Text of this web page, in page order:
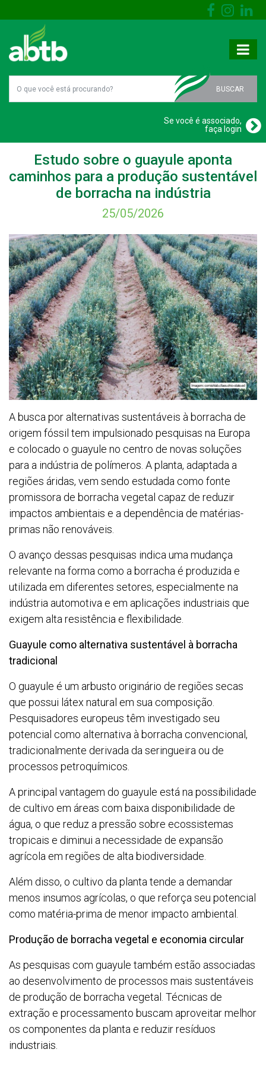
BUSCAR
Se você é associado,
faça login
Estudo sobre o guayule aponta
caminhos para a produção sustentável
de borracha na indústria
25/05/2026
A busca por alternativas sustentáveis à borracha de
origem fóssil tem impulsionado pesquisas na Europa
e colocado o guayule no centro de novas soluções
para a indústria de polímeros. A planta, adaptada a
regiões áridas, vem sendo estudada como fonte
promissora de borracha vegetal capaz de reduzir
impactos ambientais e a dependência de matérias-
primas não renováveis.
O avanço dessas pesquisas indica uma mudança
relevante na forma como a borracha é produzida e
utilizada em diferentes setores, especialmente na
indústria automotiva e em aplicações industriais que
exigem alta resistência e flexibilidade.
Guayule como alternativa sustentável à borracha
tradicional
O guayule é um arbusto originário de regiões secas
que possui látex natural em sua composição.
Pesquisadores europeus têm investigado seu
potencial como alternativa à borracha convencional,
tradicionalmente derivada da seringueira ou de
processos petroquímicos.
A principal vantagem do guayule está na possibilidade
de cultivo em áreas com baixa disponibilidade de
água, o que reduz a pressão sobre ecossistemas
tropicais e diminui a necessidade de expansão
agrícola em regiões de alta biodiversidade.
Além disso, o cultivo da planta tende a demandar
menos insumos agrícolas, o que reforça seu potencial
como matéria-prima de menor impacto ambiental.
Produção de borracha vegetal e economia circular
As pesquisas com guayule também estão associadas
ao desenvolvimento de processos mais sustentáveis
de produção de borracha vegetal. Técnicas de
extração e processamento buscam aproveitar melhor
os componentes da planta e reduzir resíduos
industriais.